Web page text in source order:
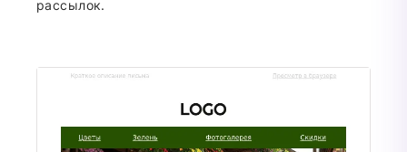
рассылок.